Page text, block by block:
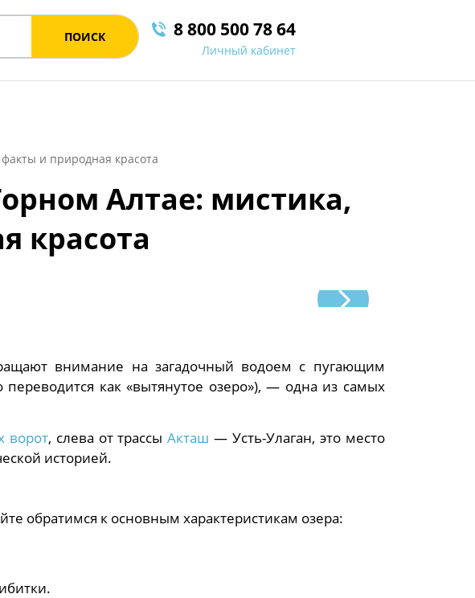
ПОИСК 8 800 500 78 64
Личный кабинет
и природная красота
Алтае: мистика,
красота
внимание на загадочный водоем с пугающим
как «вытянутое озеро»), — одна из самых
ворот, слева от трассыАкташ — Усть-Улаган, это место
историей.
обратимся к основным характеристикам озера: